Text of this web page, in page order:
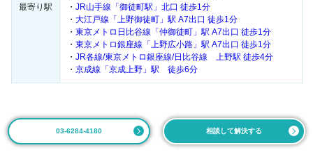
最寄り駅
・ JR山手線「御徒町駅」北口 徒歩1分
・ 大江戸線「上野御徒町」駅 A7出口 徒歩1分
・ 東京メトロ日比谷線「仲御徒町」駅 A7出口 徒歩1分
・ 東京メトロ銀座線「上野広小路」駅 A7出口 徒歩1分
・ JR各線/東京メトロ銀座線/日比谷線 上野駅 徒歩4分
・ 京成線「京成上野」駅 徒歩6分
03-6284-4180 相談して解決する